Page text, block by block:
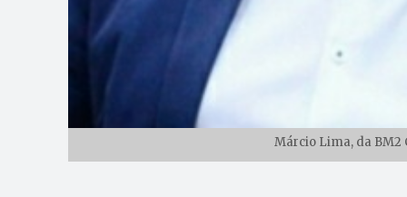
Márcio Lima, da BM2